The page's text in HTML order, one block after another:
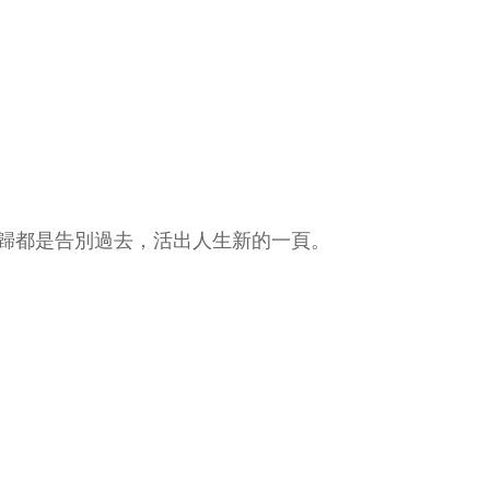
是告別過去，活出人生新的一頁。